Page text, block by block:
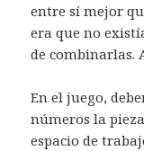
entre sí mejor
era que no
de combinarlas.
En el juego,
números la
espacio de